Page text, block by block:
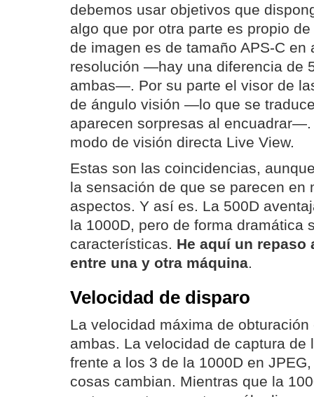
debemos usar objetivos que
algo que por otra parte es propio
de imagen es de tamaño APS-C en
resolución —hay una diferencia de
ambas—. Por su parte el visor de
de ángulo visión —lo que se
aparecen sorpresas al
modo de visión directa Live View.
Estas son las coincidencias,
la sensación de que se parecen en
aspectos. Y así es. La 500D
la 1000D, pero de forma dramática
características. He aquí un repaso
entre una y otra máquina.
Velocidad de disparo
La velocidad máxima de
ambas. La velocidad de captura de
frente a los 3 de la 1000D en
cosas cambian. Mientras que la